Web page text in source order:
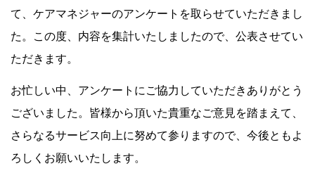
て、ケアマネジャーのアンケートを取らせていただきまし
た。この度、内容を集計いたしましたので、公表させてい
ただきます。
お忙しい中、アンケートにご協力していただきありがとう
ございました。皆様から頂いた貴重なご意見を踏まえて、
さらなるサービス向上に努めて参りますので、今後ともよ
ろしくお願いいたします。